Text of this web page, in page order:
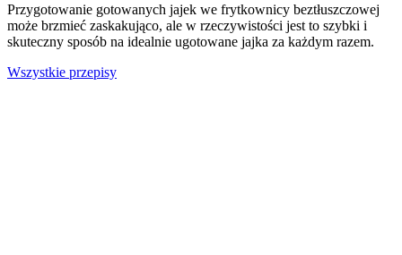
Przygotowanie gotowanych jajek we frytkownicy beztłuszczowej
może brzmieć zaskakująco, ale w rzeczywistości jest to szybki i
skuteczny sposób na idealnie ugotowane jajka za każdym razem.
Wszystkie przepisy